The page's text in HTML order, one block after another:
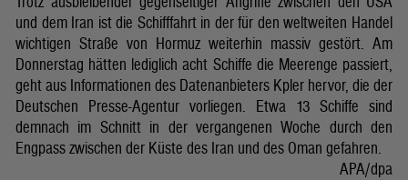
und dem Iran ist die Schifffahrt in der für den weltweiten Handel
wichtigen Straße von Hormuz weiterhin massiv gestört. Am
Donnerstag hätten lediglich acht Schiffe die Meerenge passiert,
geht aus Informationen des Datenanbieters Kpler hervor, die der
Deutschen Presse-Agentur vorliegen. Etwa 13 Schiffe sind
demnach im Schnitt in der vergangenen Woche durch den
Engpass zwischen der Küste des Iran und des Oman gefahren.
APA/dpa